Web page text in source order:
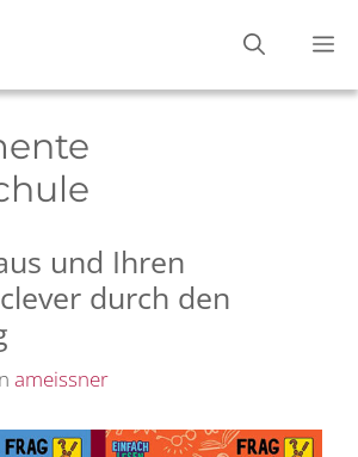
und Ihren
durch den
ameissner